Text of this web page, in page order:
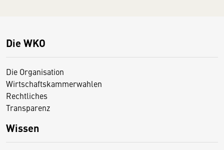
Die WKO
Die Organisation
Wirtschaftskammerwahlen
Rechtliches
Transparenz
Wissen